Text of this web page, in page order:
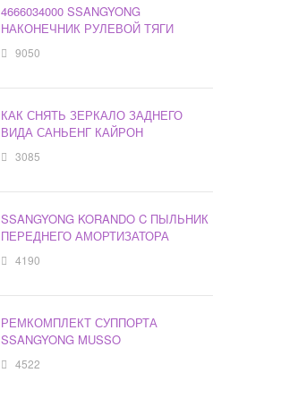
4666034000 SSANGYONG
НАКОНЕЧНИК РУЛЕВОЙ ТЯГИ
9050
КАК СНЯТЬ ЗЕРКАЛО ЗАДНЕГО
ВИДА САНЬЕНГ КАЙРОН
3085
SSANGYONG KORANDO C ПЫЛЬНИК
ПЕРЕДНЕГО АМОРТИЗАТОРА
4190
РЕМКОМПЛЕКТ СУППОРТА
SSANGYONG MUSSO
4522